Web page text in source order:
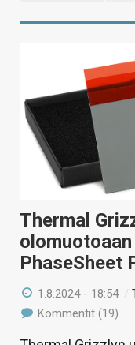
Thermal
PhaseSheet
1.8.2024 - 18:54 /
Kommentit (19)